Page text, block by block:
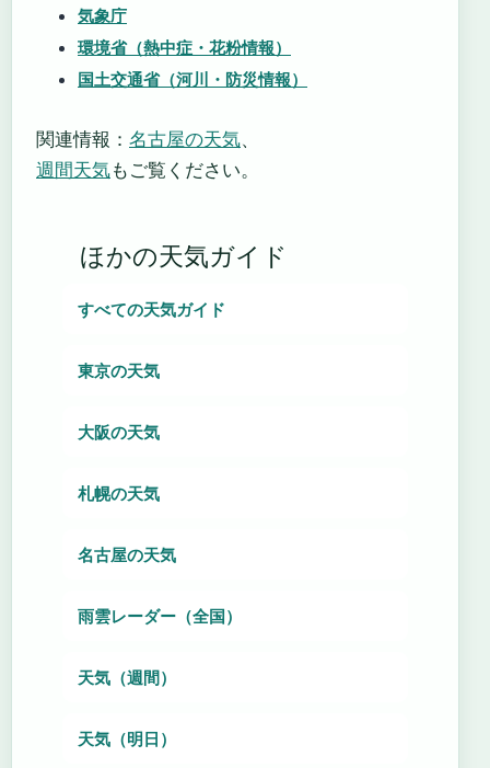
気象庁
環境省（熱中症・花粉情報）
国土交通省（河川・防災情報）
関連情報： 名古屋の天気、
週間天気もご覧ください。
ほかの天気ガイド
すべての天気ガイド
東京の天気
大阪の天気
札幌の天気
名古屋の天気
雨雲レーダー（全国）
天気（週間）
天気（明日）